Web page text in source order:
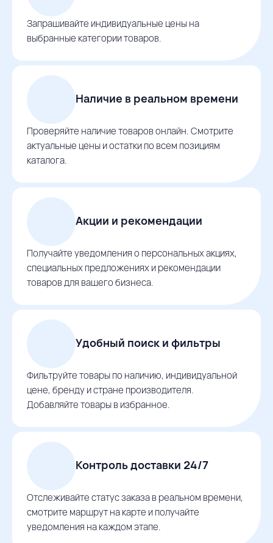
Запрашивайте индивидуальные цены на
выбранные категории товаров.
Наличие в реальном времени
Проверяйте наличие товаров онлайн. Смотрите
актуальные цены и остатки по всем позициям
каталога.
Акции и рекомендации
Получайте уведомления о персональных акциях,
специальных предложениях и рекомендации
товаров для вашего бизнеса.
Удобный поиск и фильтры
Фильтруйте товары по наличию, индивидуальной
цене, бренду и стране производителя.
Добавляйте товары в избранное.
Контроль доставки 24/7
Отслеживайте статус заказа в реальном времени,
смотрите маршрут на карте и получайте
уведомления на каждом этапе.